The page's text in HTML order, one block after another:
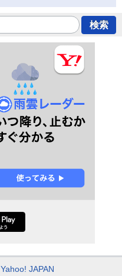
検索
Yahoo! JAPAN